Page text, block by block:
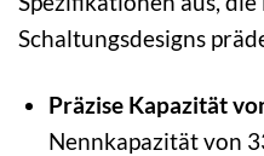
Schaltungsdesigns
Präzise Kapazität
Nennkapazität von